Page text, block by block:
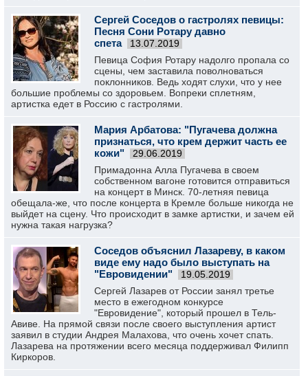
Сергей Соседов о гастролях певицы:
Песня Сони Ротару давно
спета
13.07.2019
Певица София Ротару надолго пропала со
сцены, чем заставила поволноваться
поклонников. Ведь ходят слухи, что у нее
большие проблемы со здоровьем. Вопреки сплетням,
артистка едет в Россию с гастролями.
Мария Арбатова: "Пугачева должна
признаться, что крем держит часть ее
кожи"
29.06.2019
Примадонна Алла Пугачева в своем
собственном вагоне готовится отправиться
на концерт в Минск. 70-летняя певица
обещала-же, что после концерта в Кремле больше никогда не
выйдет на сцену. Что происходит в замке артистки, и зачем ей
нужна такая нагрузка?
Соседов объяснил Лазареву, в каком
виде ему надо было выступать на
"Евровидении"
19.05.2019
Сергей Лазарев от России занял третье
место в ежегодном конкурсе
"Евровидение", который прошел в Тель-
Авиве. На прямой связи после своего выступления артист
заявил в студии Андрея Малахова, что очень хочет спать.
Лазарева на протяжении всего месяца поддерживал Филипп
Киркоров.